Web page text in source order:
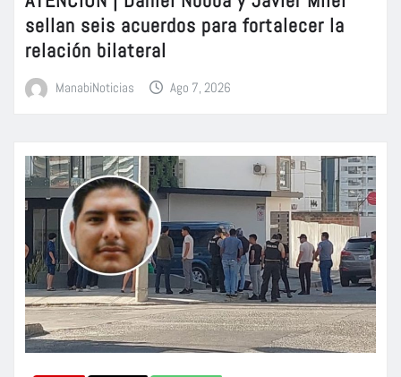
sellan seis acuerdos para fortalecer la
relación bilateral
ManabiNoticias Ago 7, 2026